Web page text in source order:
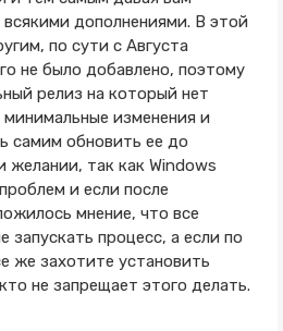
дополнениями. В этой
по сути с Августа
не было добавлено, поэтому
релиз на который нет
изменения и
самим обновить ее до
желании, так как Windows
и если после
мнение, что все
запускать процесс, а если по
же захотите установить
не запрещает этого делать.